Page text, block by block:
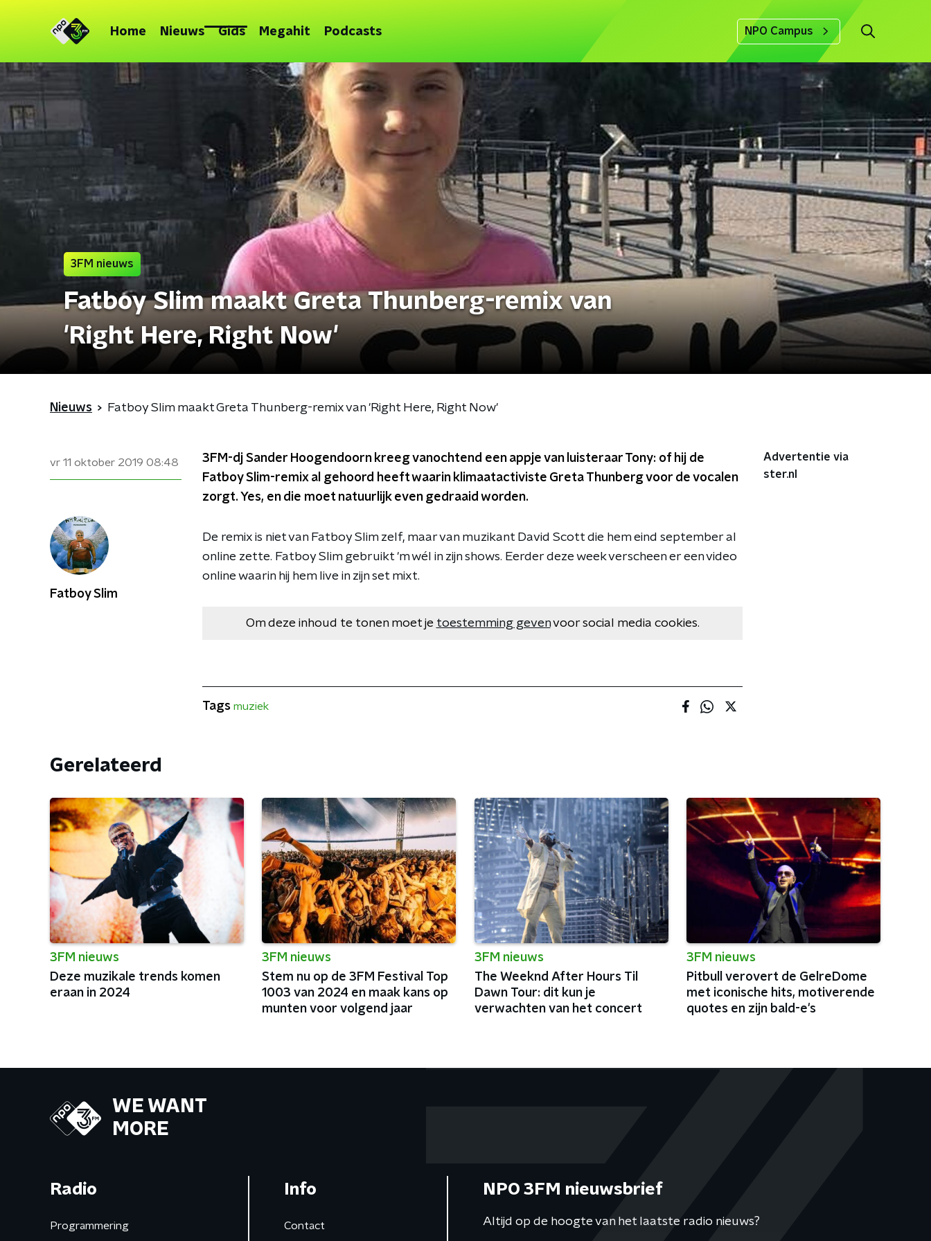
Home Nieuws Gids Megahit Podcasts NPO Campus
3FM nieuws
Fatboy Slim maakt Greta Thunberg-remix van
'Right Here, Right Now'
Nieuws Fatboy Slim maakt Greta Thunberg-remix van 'Right Here, Right Now'
vr 11 oktober 2019 08:48
3FM-dj Sander Hoogendoorn kreeg vanochtend een appje van luisteraar Tony: of hij de
Fatboy Slim-remix al gehoord heeft waarin klimaatactiviste Greta Thunberg voor de vocalen
zorgt. Yes, en die moet natuurlijk even gedraaid worden.
De remix is niet van Fatboy Slim zelf, maar van muzikant David Scott die hem eind september al
online zette. Fatboy Slim gebruikt 'm wél in zijn shows. Eerder deze week verscheen er een video
online waarin hij hem live in zijn set mixt.
Om deze inhoud te tonen moet je toestemming gevenvoor social media cookies.
Advertentie via
ster.nl
Fatboy Slim
Tags muziek
Gerelateerd
3FM nieuws
Deze muzikale trends komen
eraan in 2024
3FM nieuws
Stem nu op de 3FM Festival Top
1003 van 2024 en maak kans op
munten voor volgend jaar
3FM nieuws
The Weeknd After Hours Til
Dawn Tour: dit kun je
verwachten van het concert
3FM nieuws
Pitbull verovert de GelreDome
met iconische hits, motiverende
quotes en zijn bald-e's
WE WANT
MORE
Radio
Programmering
Info
Contact
NPO 3FM nieuwsbrief
Altijd op de hoogte van het laatste radio nieuws?